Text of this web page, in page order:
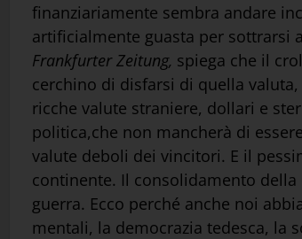
finanziariamente sembra andare
artificialmente guasta per sottrarsi
Frankfurter Zeitung, spiega che il
cerchino di disfarsi di quella
ricche valute straniere, dollari e
politica,che non mancherà di
valute deboli dei vincitori. E il
continente. Il consolidamento
guerra. Ecco perché anche noi
mentali, la democrazia tedesca, la